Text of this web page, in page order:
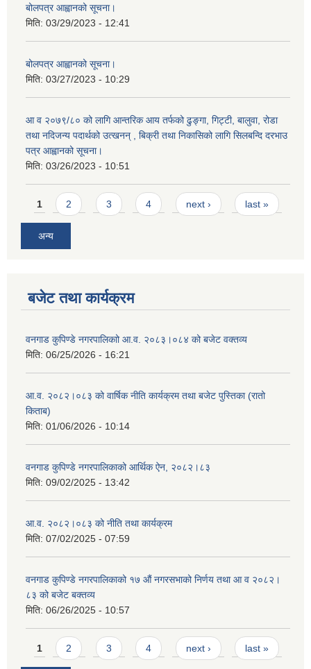
बोलपत्र आह्वानको सूचना।
मिति: 03/29/2023 - 12:41
बोलपत्र आह्वानको सूचना।
मिति: 03/27/2023 - 10:29
आ व २०७९/८० को लागि आन्तरिक आय तर्फको ढुङ्गा, गिट्टी, बालुवा, रोडा
तथा नदिजन्य पदार्थको उत्खनन् , बिक्री तथा निकासिको लागि सिलबन्दि दरभाउ
पत्र आह्वानको सूचना।
मिति: 03/26/2023 - 10:51
Pages
1 2 3 4 next › last »
अन्य
बजेट तथा कार्यक्रम
वनगाड कुपिण्डे नगरपालिकाो आ.व. २०८३।०८४ को बजेट वक्तव्य
मिति: 06/25/2026 - 16:21
आ.व. २०८२।०८३ को वार्षिक नीति कार्यक्रम तथा बजेट पुस्तिका (रातो
किताब)
मिति: 01/06/2026 - 10:14
वनगाड कुपिण्डे नगरपालिकाको आर्थिक ऐन, २०८२।८३
मिति: 09/02/2025 - 13:42
आ.व. २०८२।०८३ को नीति तथा कार्यक्रम
मिति: 07/02/2025 - 07:59
वनगाड कुपिण्डे नगरपालिकाको १७ ‍औं नगरसभाको निर्णय तथा आ व २०८२।
८३ को बजेट बक्तव्य
मिति: 06/26/2025 - 10:57
Pages
1 2 3 4 next › last »